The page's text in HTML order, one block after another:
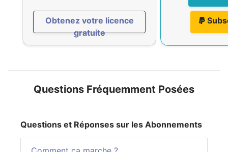
Obtenez votre licence
gratuite
Questions Fréquemment Posées
Questions et Réponses sur les Abonnements